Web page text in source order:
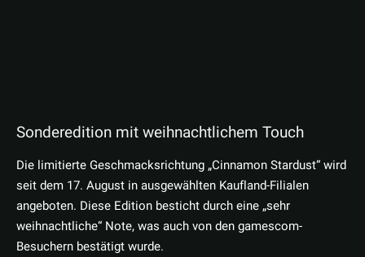
Sonderedition mit weihnachtlichem Touch
Die limitierte Geschmacksrichtung „Cinnamon Stardust“ wird
seit dem 17. August in ausgewählten Kaufland-Filialen
angeboten. Diese Edition besticht durch eine „sehr
weihnachtliche“ Note, was auch von den gamescom-
Besuchern bestätigt wurde.